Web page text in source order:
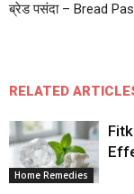
ब्रेड पसंदा – Bread
RELATED
Home Remedies